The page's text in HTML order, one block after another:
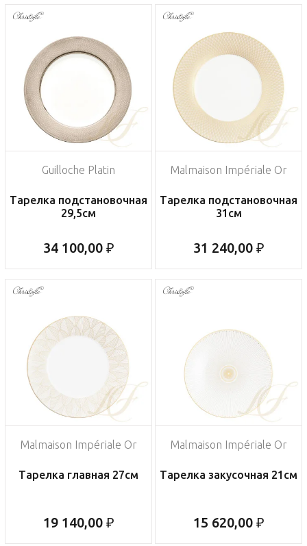
Guilloche Platin
Тарелка подстановочная
29,5см
34 100,00 ₽
Malmaison Impériale Or
Тарелка подстановочная
31см
31 240,00 ₽
Malmaison Impériale Or
Тарелка главная 27см
19 140,00 ₽
Malmaison Impériale Or
Тарелка закусочная 21см
15 620,00 ₽